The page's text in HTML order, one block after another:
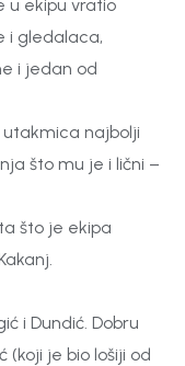
u ekipu vratio
i gledalaca,
i jedan od
najbolji
što mu je i lični –
što je ekipa
i Dundić. Dobru
(koji je bio lošiji od